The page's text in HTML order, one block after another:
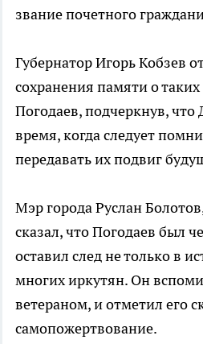
звание почетного
Губернатор Игорь Кобзев
сохранения памяти о
Погодаев, подчеркнув,
время, когда следует
передавать их подвиг
Мэр города Руслан
сказал, что Погодаев был
оставил след не только в
многих иркутян. Он
ветераном, и отметил его
самопожертвование.